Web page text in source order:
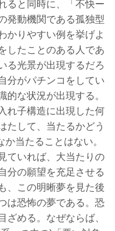
ると同時に、「不快ー
発動機関である孤独型
かりやすい例を挙げよ
したことのある人であ
る光景が出現するだろ
分がパチンコをしてい
的な状況が出現する。
れ子構造に出現した何
たして、当たるかどう
当たることはない。
ていれば、大当たりの
分の願望を充足させる
、この明晰夢を見た後
は恐怖の夢である。恐
ざめる。なぜならば、